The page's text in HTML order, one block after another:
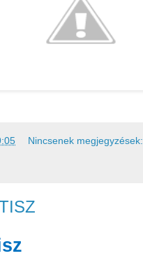
Nincsenek megjegyzések: